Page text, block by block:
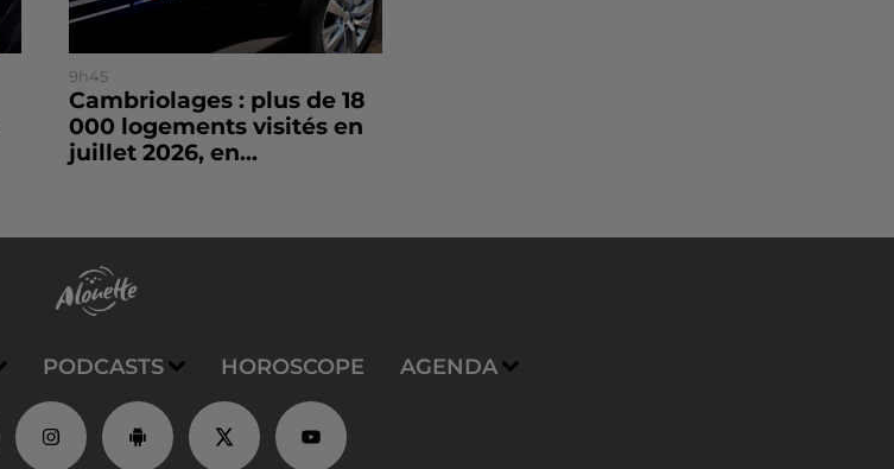
9h45
Cambriolages : plus de 18
000 logements visités en
juillet 2026, en...
PODCASTS HOROSCOPE AGENDA